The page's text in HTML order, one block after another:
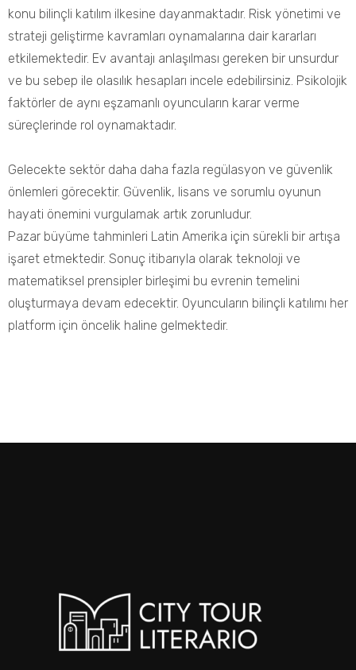
konu bilinçli katılım ilkesine dayanmaktadır. Risk yönetimi ve
strateji geliştirme kavramları oynamalarına dair kararları
etkilemektedir. Ev avantajı anlaşılması gereken bir unsurdur
ve bu sebep ile olasılık hesapları incele edebilirsiniz. Psikolojik
faktörler de aynı eşzamanlı oyuncuların karar verme
süreçlerinde rol oynamaktadır.
Gelecekte sektör daha daha fazla regülasyon ve güvenlik
önlemleri görecektir. Güvenlik, lisans ve sorumlu oyunun
hayati önemini vurgulamak artık zorunludur.
Pazar büyüme tahminleri Latin Amerika için sürekli bir artışa
işaret etmektedir. Sonuç itibarıyla olarak teknoloji ve
matematiksel prensipler birleşimi bu evrenin temelini
oluşturmaya devam edecektir. Oyuncuların bilinçli katılımı her
platform için öncelik haline gelmektedir.